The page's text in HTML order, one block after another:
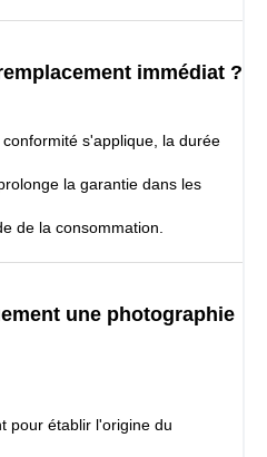
immédiat ?
s'applique, la durée
la garantie dans les
de la consommation.
une photographie
pour établir l'origine du